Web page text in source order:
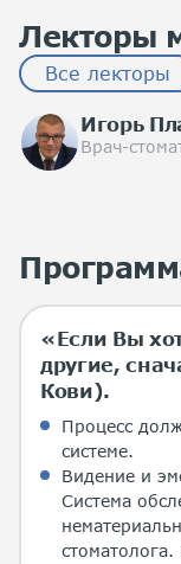
Лекторы
Все лекторы
Игорь
Врач-
«Если Вы
другие,
Кови).
Процесс
системе.
Видение и
Система